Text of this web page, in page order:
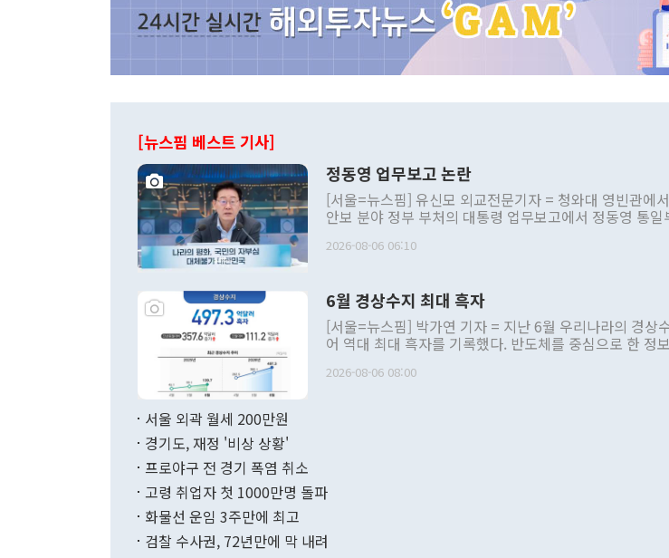
[뉴스핌 베스트 기사]
정동영 업무보고 논란
[서울=뉴스핌] 유신모 외교전문기자 = 청와대 영빈관에
안보 분야 정부 부처의 대통령 업무보고에서 정동영 통
발언 중에는 정부 내 조율을 거치지 않은 사안을 정책으로
주의적 희망에 근거한 비현실적 구상'이라는 비판을 내놨
관의 대북 정책 관련 발언이 물의를 빚은 적은 여러 번 있
관 부처 장관이 공개적으로 부정적 입장을 표명한 것은
관의 무리한 대북 접근법과 월권을 제어해야 한다는 목소
다. [정동영 통일부 장관이 지난달 23일 오후 서울 종로구 정부서울청사에
무너졌다고도 했다. 또 "현 시점에서 흘러간 선(先)비핵화
함께 4자 대화의 동력을 확보하기 위해 최선을 다할 것"이
2026-08-06 06:10
6월 경상수지 최대 흑자
[서울=뉴스핌] 박가연 기자 = 지난 6월 우리나라의 경상
어 역대 최대 흑자를 기록했다. 반도체를 중심으로 한 정
료=한국은행] 한국은행이 6일 발표한 '2026년 6월 국제수지(잠정)'에 따르
며 월간 기준 처음으로 1000억달러를 넘어섰다. 상품수
196.9% 급증했고 컴퓨터·주변기기(SSD)는 282.7% 증가
수출은 160.4% 늘었으며 비IT 품목도 ▲석유제품
2026-08-06 08:00
서울 외곽 월세 200만원
경기도, 재정 '비상 상황'
프로야구 전 경기 폭염 취소
고령 취업자 첫 1000만명 돌파
화물선 운임 3주만에 최고
검찰 수사권, 72년만에 막 내려